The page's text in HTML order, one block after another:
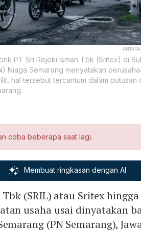
PT Sri Rejeki Isman Tbk (Sritex) di
Niaga Semarang menyatakan
hal tersebut tercantum dalam
coba beberapa saat lagi.
Membuat ringkasan dengan AI
Tbk (SRIL) atau Sritex
usaha usai dinyatakan
(PN Semarang),